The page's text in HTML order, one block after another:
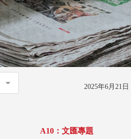
香港文匯報 2025年6月21
A10：文匯專題